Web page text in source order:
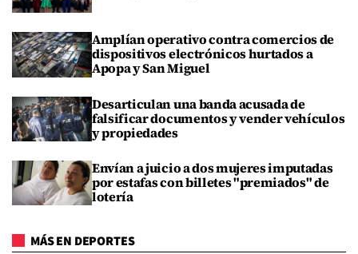
Amplían operativo contra comercios de
dispositivos electrónicos hurtados a
Apopa y San Miguel
Desarticulan una banda acusada de
falsificar documentos y vender vehículos
y propiedades
Envían a juicio a dos mujeres imputadas
por estafas con billetes "premiados" de
lotería
MÁS EN DEPORTES